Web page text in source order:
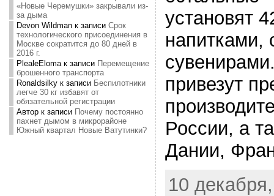
«Новые Черемушки» закрывали из-
за дыма
Devon Wildmanк записи Срок
технологического присоединения в
Москве сократится до 80 дней в
2016 г.
PlealeElomaк записи Перемещение
брошенного транспорта
Ronaldsilkyк записи Беспилотники
легче 30 кг избавят от
обязательной регистрации
Авторк записи Почему постоянно
пахнет дымом в микрорайоне
Южный квартал Новые Ватутинки?
установят
напитками,
привезут
России, а
Дании,
10